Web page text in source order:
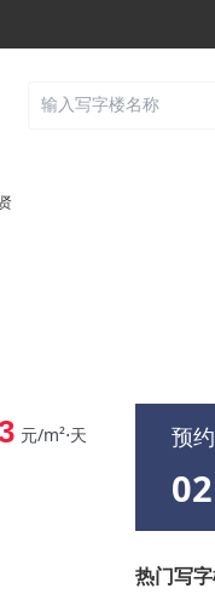
元/m²⋅天 预
热门写